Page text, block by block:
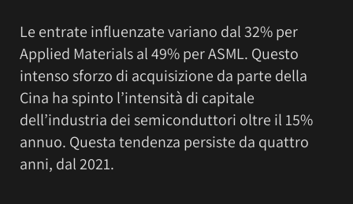
Le entrate influenzate variano dal 32% per
Applied Materials al 49% per ASML. Questo
intenso sforzo di acquisizione da parte della
Cina ha spinto l’intensità di capitale
dell’industria dei semiconduttori oltre il 15%
annuo. Questa tendenza persiste da quattro
anni, dal 2021.